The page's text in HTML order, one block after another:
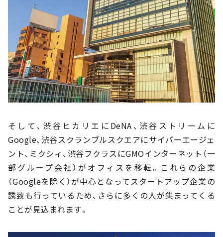
そして、渋谷ヒカリエにDeNA、渋谷ストリームに
Google、渋谷スクランブルスクエアにサイバーエージェ
ント、ミクシィ、渋谷フクラスにGMOインターネット（一
部グループ会社）がオフィスを移転。これらの企業
（Googleを除く）が中心となってスタートアップ企業の
誘致も行っているため、さらに多くの人が集まってくる
ことが見込まれます。